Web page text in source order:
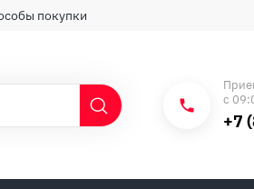
покупки
с
+7